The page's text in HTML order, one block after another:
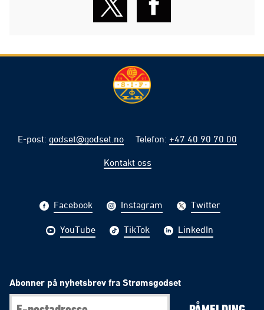
E-post: godset@godset.no Telefon: +47 40 90 70 00
Kontakt oss
Facebook Instagram Twitter
YouTube TikTok LinkedIn
Abonner på nyhetsbrev fra Strømsgodset